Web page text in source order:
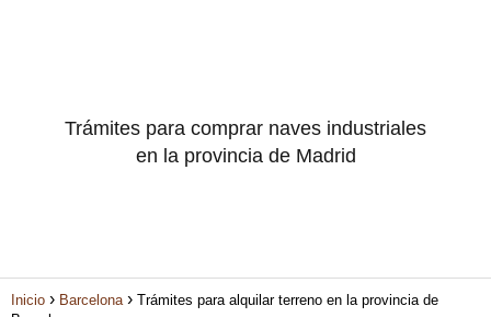
Trámites para comprar naves industriales
en la provincia de Madrid
Inicio Barcelona
Trámites para alquilar terreno en la provincia de